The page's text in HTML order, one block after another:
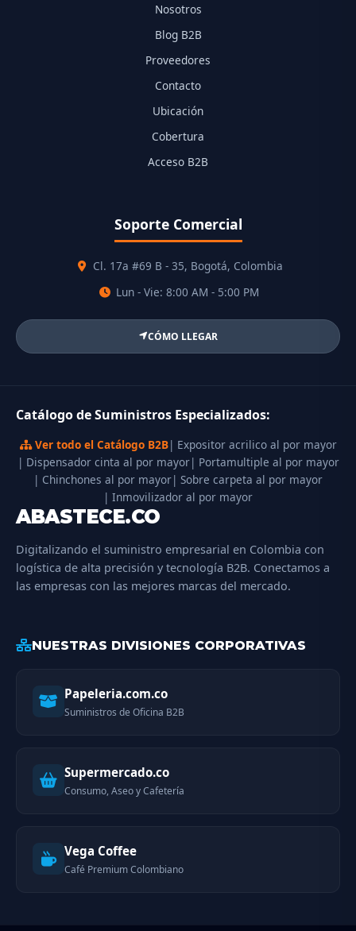
Nosotros
Blog B2B
Proveedores
Contacto
Ubicación
Cobertura
Acceso B2B
Soporte Comercial
Cl. 17a #69 B - 35, Bogotá, Colombia
Lun - Vie: 8:00 AM - 5:00 PM
CÓMO LLEGAR
Catálogo de Suministros Especializados:
Ver todo el Catálogo B2B| Expositor acrilico al por mayor
| Dispensador cinta al por mayor| Portamultiple al por mayor
| Chinchones al por mayor| Sobre carpeta al por mayor
| Inmovilizador al por mayor
ABASTECE.CO
Digitalizando el suministro empresarial en Colombia con
logística de alta precisión y tecnología B2B. Conectamos a
las empresas con las mejores marcas del mercado.
NUESTRAS DIVISIONES CORPORATIVAS
Papeleria.com.co
Suministros de Oficina B2B
Supermercado.co
Consumo, Aseo y Cafetería
Vega Coffee
Café Premium Colombiano